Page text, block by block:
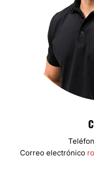
Correo electrónico